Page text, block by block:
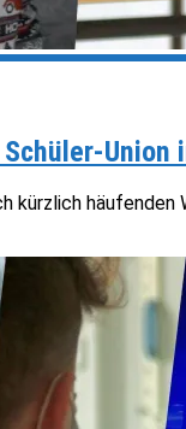
kürzlich häufenden